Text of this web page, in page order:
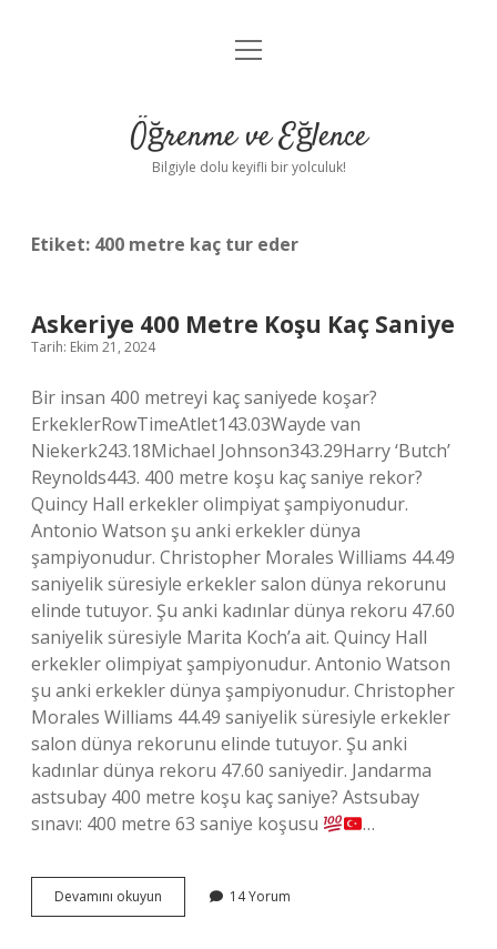
Anasayfa
Yasal Uyarı
menüyü
Öğrenme ve Eğlence
Bilgiyle dolu keyifli bir yolculuk!
Etiket: 400 metre kaç tur eder
Askeriye 400 Metre Koşu Kaç Saniye
Tarih: Ekim 21, 2024
Bir insan 400 metreyi kaç saniyede koşar?
ErkeklerRowTimeAtlet143.03Wayde van
Niekerk243.18Michael Johnson343.29Harry ‘Butch’
Reynolds443. 400 metre koşu kaç saniye rekor?
Quincy Hall erkekler olimpiyat şampiyonudur.
Antonio Watson şu anki erkekler dünya
şampiyonudur. Christopher Morales Williams 44.49
saniyelik süresiyle erkekler salon dünya rekorunu
elinde tutuyor. Şu anki kadınlar dünya rekoru 47.60
saniyelik süresiyle Marita Koch’a ait. Quincy Hall
erkekler olimpiyat şampiyonudur. Antonio Watson
şu anki erkekler dünya şampiyonudur. Christopher
Morales Williams 44.49 saniyelik süresiyle erkekler
salon dünya rekorunu elinde tutuyor. Şu anki
kadınlar dünya rekoru 47.60 saniyedir. Jandarma
astsubay 400 metre koşu kaç saniye? Astsubay
sınavı: 400 metre 63 saniye koşusu
…
Devamını okuyun Askeriye
400
14 Yorum